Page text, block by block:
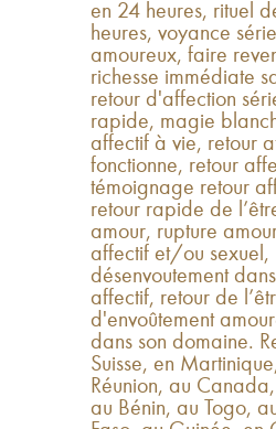
en 24 heures, rituel
heures, voyance
amoureux, faire
richesse immédiate
retour d'affection
rapide, magie
affectif à vie, retour
fonctionne, retour
témoignage retour
retour rapide de
amour, rupture
affectif et/ou sexuel,
désenvoutement
affectif, retour de
d'envoûtement
dans son domaine.
Suisse, en
Réunion, au
au Bénin, au Togo,